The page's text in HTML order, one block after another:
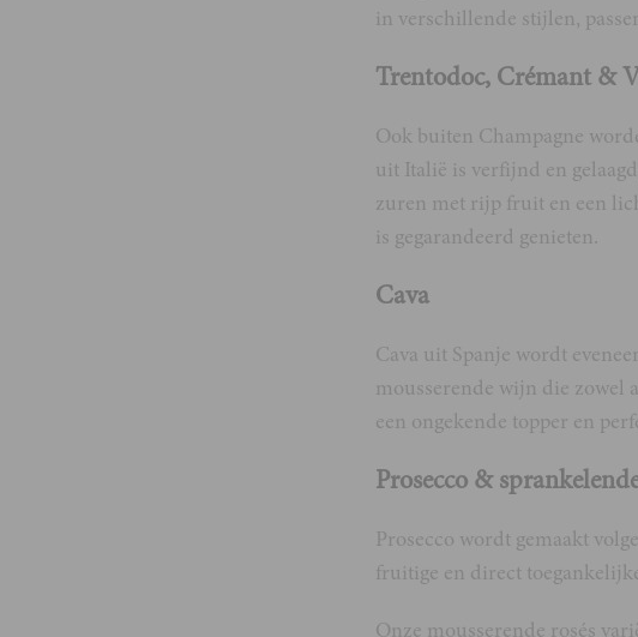
in verschillende stijlen,
Trentodoc, Crémant &
Ook buiten Champagne
uit Italië is verfijnd en
zuren met rijp fruit en een
is gegarandeerd genieten.
Cava
Cava uit Spanje wordt
mousserende wijn die zowel
een ongekende topper en
Prosecco &
Prosecco wordt gemaakt
fruitige en direct
Onze mousserende rosés